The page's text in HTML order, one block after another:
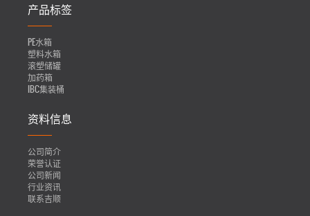
产品标签
PE水箱
塑料水箱
滚塑储罐
加药箱
IBC集装桶
资料信息
公司简介
荣誉认证
公司新闻
行业资讯
联系吉顺